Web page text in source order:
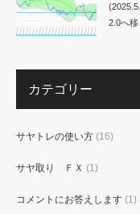
2.0へ移
カテゴリー
サヤトレの使い方 (16)
サヤ取り ＦＸ (1)
コメントにお答えします (1)